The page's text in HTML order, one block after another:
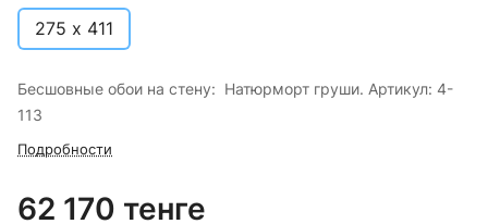
275 х 411
Бесшовные обои на стену: Натюрморт груши. Артикул: 4-
113
Подробности
62 170 тенге